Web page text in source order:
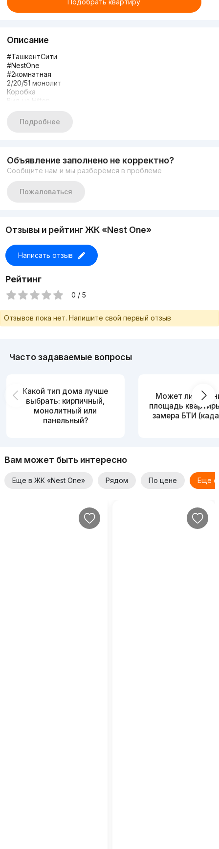
Подобрать квартиру
Описание
#ТашкентСити
#NestOne
#2комнатная
2/20/51 монолит
Коробка
Вид на Hilton
Цена 190000
Звоните +998938361122
Подробнее
Объявление заполнено не корректно?
Сообщите нам и мы разберёмся в проблеме
Пожаловаться
Отзывы и рейтинг ЖК «Nest One»
Написать отзыв
Рейтинг
0 / 5
Отзывов пока нет. Напишите свой первый отзыв
Часто задаваемые вопросы
Какой тип дома лучше
выбрать: кирпичный,
монолитный или
панельный?
Может ли
площадь
замера БТИ
Вам может быть интересно
Еще в ЖК «Nest One» Рядом По цене Еще